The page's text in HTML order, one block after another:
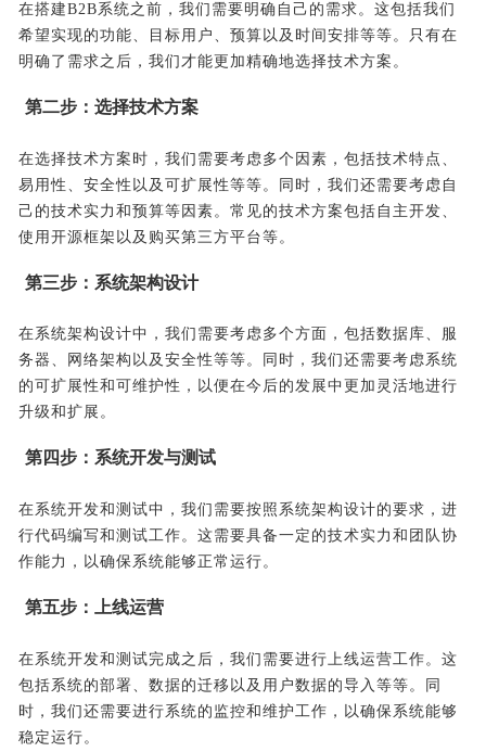
在搭建B2B系统之前，我们需要明确自己的需求。这包括我们
希望实现的功能、目标用户、预算以及时间安排等等。只有在
明确了需求之后，我们才能更加精确地选择技术方案。
第二步：选择技术方案
在选择技术方案时，我们需要考虑多个因素，包括技术特点、
易用性、安全性以及可扩展性等等。同时，我们还需要考虑自
己的技术实力和预算等因素。常见的技术方案包括自主开发、
使用开源框架以及购买第三方平台等。
第三步：系统架构设计
在系统架构设计中，我们需要考虑多个方面，包括数据库、服
务器、网络架构以及安全性等等。同时，我们还需要考虑系统
的可扩展性和可维护性，以便在今后的发展中更加灵活地进行
升级和扩展。
第四步：系统开发与测试
在系统开发和测试中，我们需要按照系统架构设计的要求，进
行代码编写和测试工作。这需要具备一定的技术实力和团队协
作能力，以确保系统能够正常运行。
第五步：上线运营
在系统开发和测试完成之后，我们需要进行上线运营工作。这
包括系统的部署、数据的迁移以及用户数据的导入等等。同
时，我们还需要进行系统的监控和维护工作，以确保系统能够
稳定运行。